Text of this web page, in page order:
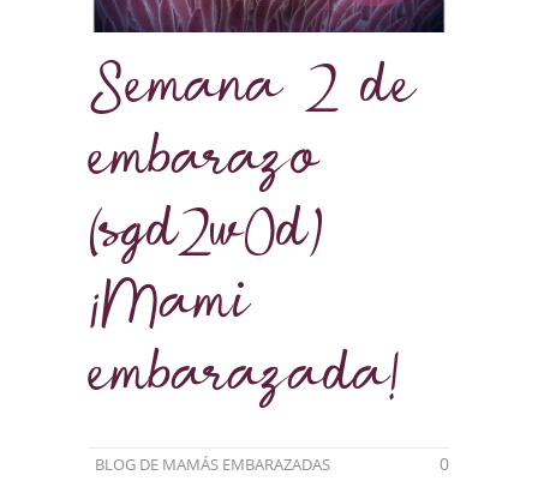
Semana 2 de
embarazo
(sgd2w0d)
¡Mami
embarazada!
BLOG DE MAMÁS EMBARAZADAS 0